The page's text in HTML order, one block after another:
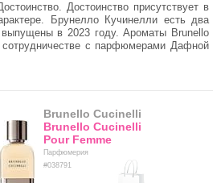
Достоинство присутствует в
Брунелло Кучинелли есть два
в 2023 году. Ароматы Brunello
с парфюмерами Дафной
Brunello Cucinelli
Brunello Cucinelli
Pour Femme
Парфюмерия
#038791